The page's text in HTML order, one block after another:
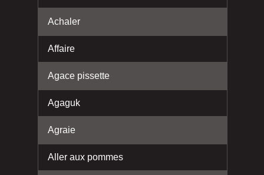
Achaler
Affaire
Agace pissette
Agaguk
Agraie
Aller aux pommes